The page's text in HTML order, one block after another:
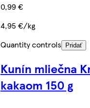
0,99 €
4,95 €/kg
Quantity controls
Pridať
Kunín mliečna
kakaom 150 g